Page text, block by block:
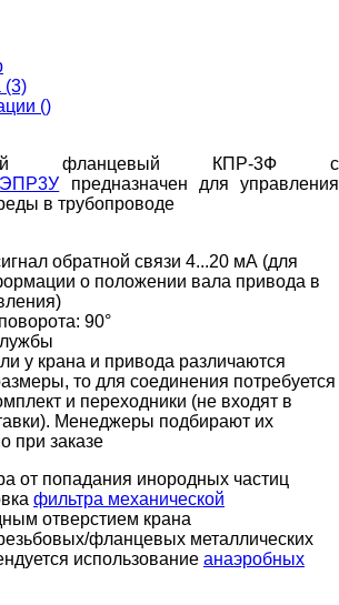
(3)
()
фланцевый КПР-3Ф с
ЭПР3У предназначен для управления
в трубопроводе
обратной связи 4...20 мА (для
о положении вала привода в
90°
у крана и привода различаются
то для соединения потребуется
и переходники (не входят в
Менеджеры подбирают их
при заказе
от попадания инородных частиц
фильтра механической
отверстием крана
фланцевых металлических
использование анаэробных